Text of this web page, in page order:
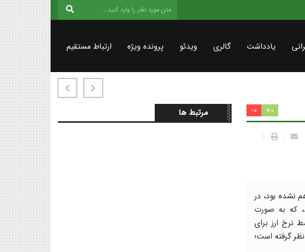
یادداشت گالری ویدئو پرونده ویژه ارتباط مستقیم
0+
0-
جنگ هم نشده بود، در
بود، که به صورت
نرخ ارز برای
ماهه اول را ۲۰۰ هزار در نظر گرفته است؛
مرتبط ها